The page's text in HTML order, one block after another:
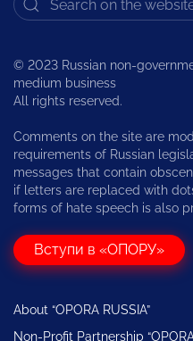
© 2023 Russian non-
medium business
All rights reserved.
Comments on the site are
requirements of Russian
messages that contain
if letters are replaced with
forms of hate speech is also
Вступи в «ОПОРУ»
About “OPORA RUSSIA”
Non-Profit Partnership